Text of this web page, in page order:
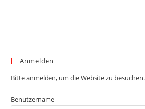
Anmelden
Bitte anmelden, um die Website zu besuchen.
Benutzername